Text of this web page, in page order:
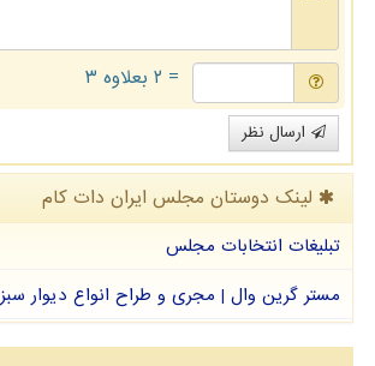
= ۲ بعلاوه ۳
ارسال نظر
لینک دوستان مجلس ایران دات كام
تبلیغات انتخابات مجلس
مستر گرین وال | مجری و طراح انواع دیوار سبز